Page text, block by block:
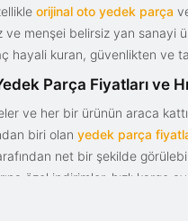
orijinal oto yedek parça
ve menşei belirsiz yan sanayi
hayali kuran, güvenlikten ve
Parça Fiyatları ve
ve her bir ürünün araca
biri olan yedek parça
net bir şekilde
özel indirimler, hızlı
olan aracınızın